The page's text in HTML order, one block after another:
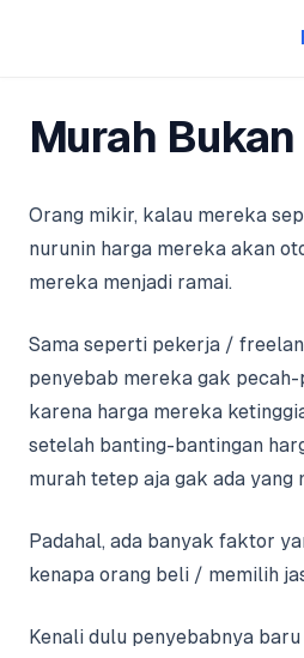
Murah
Orang mikir, kalau mereka
nurunin harga mereka akan
mereka menjadi ramai.
Sama seperti pekerja /
penyebab mereka gak
karena harga mereka
setelah banting-bantingan
murah tetep aja gak ada yang
Padahal, ada banyak faktor
kenapa orang beli / memilih
Kenali dulu penyebabnya